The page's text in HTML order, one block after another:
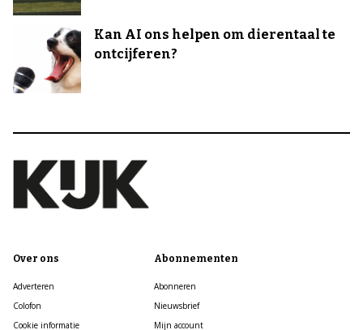
Kan AI ons helpen om dierentaal te
ontcijferen?
Over ons
Adverteren
Colofon
Cookie informatie
Abonnementen
Abonneren
Nieuwsbrief
Mijn account